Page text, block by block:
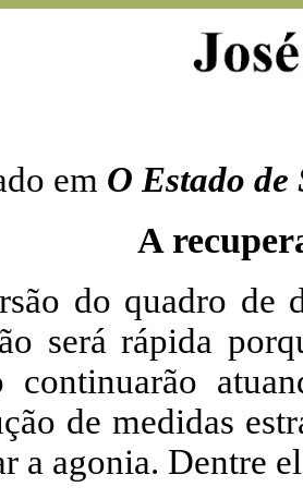
em O Estado de
A
do quadro de
será rápida
continuarão
de medidas
a agonia. Dentre